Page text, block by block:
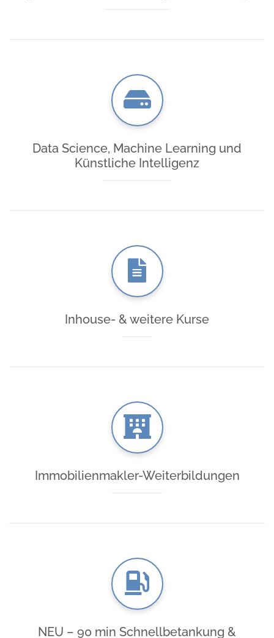
Data Science, Machine Learning und
Künstliche Intelligenz
Inhouse- & weitere Kurse
Immobilienmakler-Weiterbildungen
NEU – 90 min Schnellbetankung &